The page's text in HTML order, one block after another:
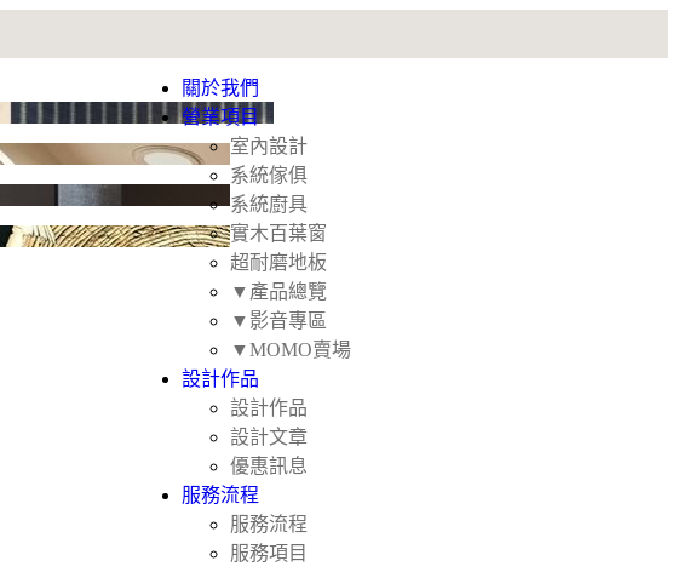
關於我們
營業項目
室內設計
系統傢俱
系統廚具
實木百葉窗
超耐磨地板
▼產品總覽
▼影音專區
▼MOMO賣場
設計作品
設計作品
設計文章
優惠訊息
服務流程
​服務流程
服務項目